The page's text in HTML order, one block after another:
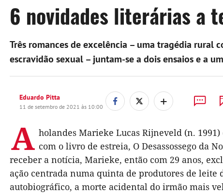
6 novidades literárias a
Três romances de excelência – uma tragédia rural
escravidão sexual – juntam-se a dois ensaios e a
Eduardo Pitta
11 de setembro de 2021 às 10:00 +
A holandes Marieke Lucas Rijneveld (n.
com o livro de estreia, O Desassossego da
receber a notícia, Marieke, então com 29 anos,
ação centrada numa quinta de produtores de leite
autobiográfico, a morte acidental do irmão mais